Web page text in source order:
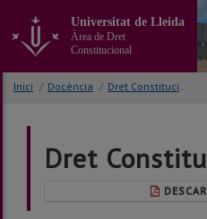
contingut
principal
Universitat de Lleida
Àrea de Dret
Constitucional
Inici / Docència / Dret Constitucional I
Dret